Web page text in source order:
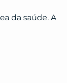
da saúde. A